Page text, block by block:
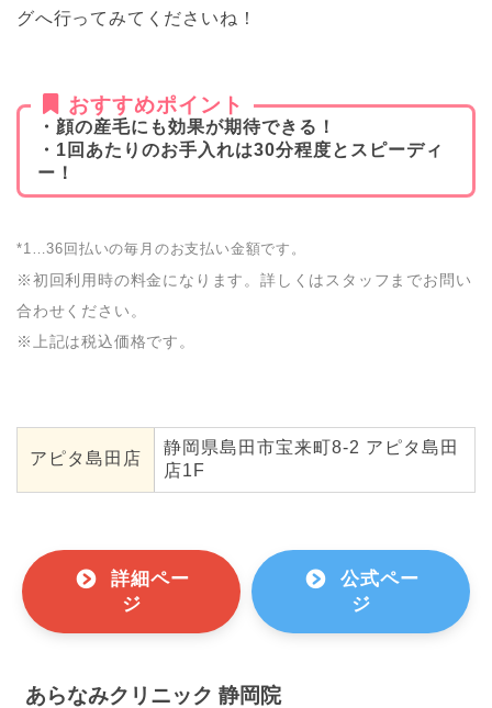
グへ行ってみてくださいね！
おすすめポイント
・顔の産毛にも効果が期待できる！
・1回あたりのお手入れは30分程度とスピーディ
ー！
*1…36回払いの毎月のお支払い金額です。
※初回利用時の料金になります。詳しくはスタッフまでお問い
合わせください。
※上記は税込価格です。
アピタ島田店
静岡県島田市宝来町8-2 アピタ島田
店1F
詳細ペー
ジ
公式ペー
ジ
あらなみクリニック 静岡院